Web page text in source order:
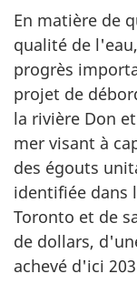
En matière de
qualité de
progrès
projet de
la rivière Don
mer visant à
des égouts
identifiée dans
Toronto et de
de dollars,
achevé d'ici